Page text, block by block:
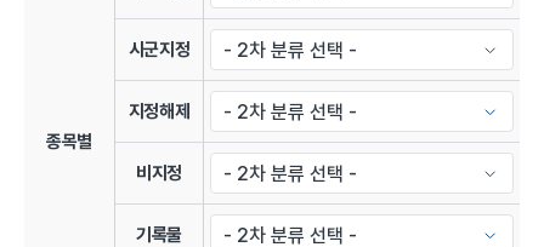
종목별
시군지정
지정해제
비지정
기록물